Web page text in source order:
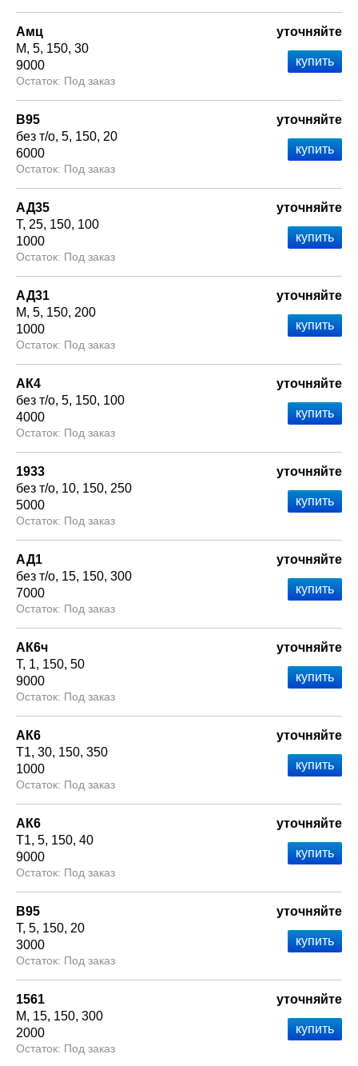
Амц
М 5 150 30
9000
Под заказ
уточняйте
В95
без т/о 5 150 20
6000
Под заказ
уточняйте
АД35
Т 25 150 100
1000
Под заказ
уточняйте
АД31
М 5 150 200
1000
Под заказ
уточняйте
АК4
без т/о 5 150 100
4000
Под заказ
уточняйте
1933
без т/о 10 150 250
5000
Под заказ
уточняйте
АД1
без т/о 15 150 300
7000
Под заказ
уточняйте
АК6ч
Т 1 150 50
9000
Под заказ
уточняйте
АК6
Т1 30 150 350
1000
Под заказ
уточняйте
АК6
Т1 5 150 40
9000
Под заказ
уточняйте
В95
Т 5 150 20
3000
Под заказ
уточняйте
1561
М
15 150 300
2000
Под заказ
уточняйте